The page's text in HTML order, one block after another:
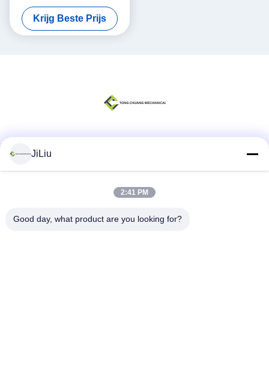
Pompvrachtwagen met
Mercedes-Benz Chassis 8×4
Krijg Beste Prijs
JiLiu
2:41 PM
Good day, what product are you looking for?